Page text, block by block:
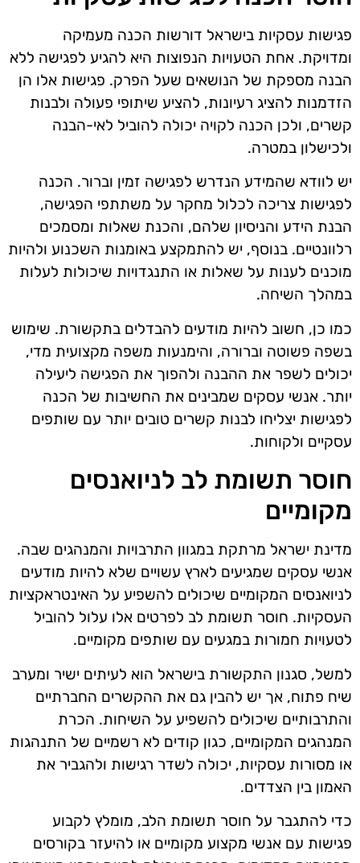
פגישות עסקיות בישראל דורשות הכנה מעמיקה
ומדויקת. אחת הטעויות הנפוצות היא להגיע לפגישה ללא
הבנה מספקת של הנושאים שעל הפרק. פגישות אלו הן
הזדמנות להציג רעיונות, להציע שיתופי פעולה ולבנות
קשרים, ולכן הכנה לקויה יכולה להוביל לאי-הבנה
ולכישלון במטרה.
יש לוודא שהמידע הנדרש לפגישה זמין וברור. הכנה
לפגישות צריכה לכלול מחקר על משתתפי הפגישה,
הבנת הידע והניסיון שלהם, והכנת שאלות ומסמכים
רלוונטיים. בנוסף, יש להתמקצע באומנות השכנוע ולהיות
מוכנים לענות על שאלות או התנגדויות שיכולות לעלות
במהלך השיחה.
כמו כן, חשוב להיות מודעים להבדלים בתקשורת. שימוש
בשפה פשוטה וברורה, והימנעות משפה מקצועית מדי,
יכולים לשפר את ההבנה ולהפוך את הפגישה ליעילה
יותר. אנשי עסקים שמבינים את החשיבות של הכנה
לפגישות יצליחו לבנות קשרים טובים יותר עם שותפים
עסקיים ולקוחות.
חוסר תשומת לב לניואנסים
מקומיים
מדינת ישראל מרתקת במגוון התרבויות והמנהגים שבה.
אנשי עסקים שמגיעים לארץ עשויים שלא להיות מודעים
לניואנסים המקומיים שיכולים להשפיע על האינטראקציות
העסקיות. חוסר תשומת לב לפרטים אלו עלול להוביל
לטעויות חמורות במגעים עם שותפים מקומיים.
למשל, סגנון התקשורת בישראל הוא לעיתים ישיר ומערב
שיח פתוח, אך יש להבין גם את ההקשרים החברתיים
והתרבותיים שיכולים להשפיע על השיחות. הכרת
המנהגים המקומיים, כגון קודים לא רשמיים של התנהגות
או מסורות עסקיות, יכולה לשדר רגישות ולהגביר את
האמון בין הצדדים.
כדי להתגבר על חוסר תשומת הלב, מומלץ לקבוע
פגישות עם אנשי מקצוע מקומיים או להיעזר בקורסים